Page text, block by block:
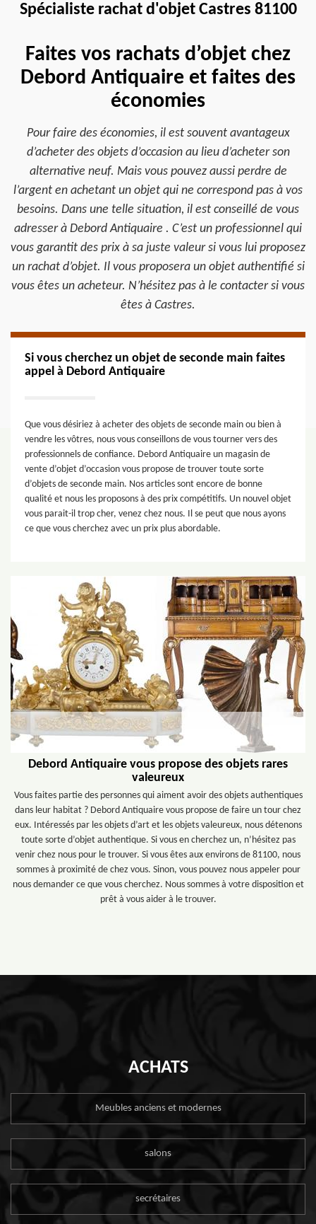
Spécialiste rachat d'objet Castres 81100
Faites vos rachats d’objet chez
Debord Antiquaire et faites des
économies
Pour faire des économies, il est souvent avantageux
d’acheter des objets d’occasion au lieu d’acheter son
alternative neuf. Mais vous pouvez aussi perdre de
l’argent en achetant un objet qui ne correspond pas à vos
besoins. Dans une telle situation, il est conseillé de vous
adresser à Debord Antiquaire . C’est un professionnel qui
vous garantit des prix à sa juste valeur si vous lui proposez
un rachat d’objet. Il vous proposera un objet authentifié si
vous êtes un acheteur. N’hésitez pas à le contacter si vous
êtes à Castres.
Si vous cherchez un objet de seconde main faites
appel à Debord Antiquaire
Que vous désiriez à acheter des objets de seconde main ou bien à
vendre les vôtres, nous vous conseillons de vous tourner vers des
professionnels de confiance. Debord Antiquaire un magasin de
vente d’objet d’occasion vous propose de trouver toute sorte
d’objets de seconde main. Nos articles sont encore de bonne
qualité et nous les proposons à des prix compétitifs. Un nouvel objet
vous parait-il trop cher, venez chez nous. Il se peut que nous ayons
ce que vous cherchez avec un prix plus abordable.
Debord Antiquaire vous propose des objets rares
valeureux
Vous faites partie des personnes qui aiment avoir des objets authentiques
dans leur habitat ? Debord Antiquaire vous propose de faire un tour chez
eux. Intéressés par les objets d’art et les objets valeureux, nous détenons
toute sorte d’objet authentique. Si vous en cherchez un, n’hésitez pas
venir chez nous pour le trouver. Si vous êtes aux environs de 81100, nous
sommes à proximité de chez vous. Sinon, vous pouvez nous appeler pour
nous demander ce que vous cherchez. Nous sommes à votre disposition et
prêt à vous aider à le trouver.
ACHATS
Meubles anciens et modernes
salons
secrétaires